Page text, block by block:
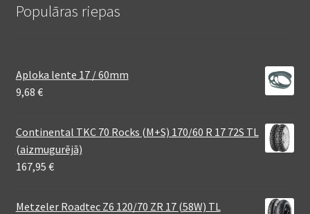
Populāras riepas
Aploka lente 17 / 60mm
9,68 €
Continental TKC 70 Rocks (M+S) 170/60 R 17 72S TL
(aizmugurējā)
167,95 €
Metzeler Roadtec Z6 120/70 ZR 17 (58W) TL